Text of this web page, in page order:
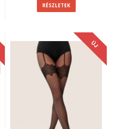
RÉSZLETEK
ÚJ